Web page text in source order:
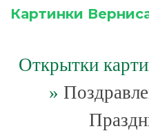
Картинки
Открытки
»